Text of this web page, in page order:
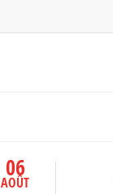
06
AOÛT